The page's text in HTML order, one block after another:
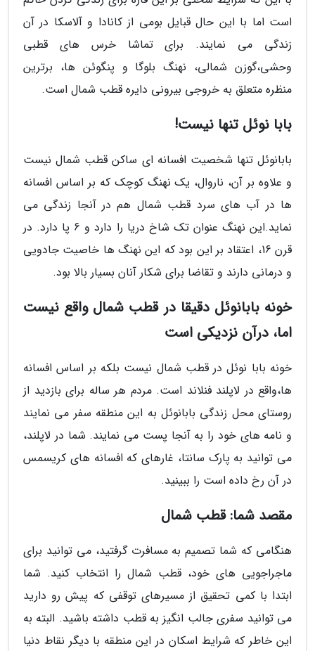
است اما با این حال قبایل بومی از کانادا و آلاسکا در آن
زندگی می نمایند. برای تماشا خرس های قطبی
وحشی،گوزن شمالی، نهنگ بلوگا و پنگوئن ها، برترین
منظره متعلق به خروجی بیرونی دایره قطب شمال است.
بابا نوئل تنها نیست!
بابانوئل تنها شخصیت افسانه ای ساکن قطب شمال نیست
و علاوه بر آن، ناروال، یک نهنگ کوچک که بر اساس افسانه
ها در آب های سرد قطب شمال هم در آنجا زندگی می
نماید.این نهنگ عنوان تک شاخ دریا را دارد و 6 پا دارد. در
قرن 16، اعتقاد بر این بود که این نهنگ ها خاصیت جادویی
و درمانی دارند و تقاضا برای شکار آنان بسیار بالا بود.
خونه بابانوئل دقیقا در قطب شمال واقع نیست
اما، درآن نزدیکی است
خونه بابا نوئل در قطب شمال نیست بلکه بر اساس افسانه
ها،واقع در لاپلند فنلاند است. مردم هر ساله برای بازدید از
روستای محل زندگی بابانوئل به این منطقه سفر می نمایند
و نامه های خود را به آنجا پست می نمایند. شما در لاپلند،
می توانید به پارک سانتا، غارهای که افسانه های کریسمس
در آن رخ داده است را ببینید.
مقصد شما: قطب شمال
هنگامی که شما تصمیم به مسافرت گرفتید، می توانید برای
ماجراجویی های خود، قطب شمال را انتخاب کنید. شما
ابتدا با کمی تحقیق از مسیرهای توقفی که پیش رو دارید
می توانید سفری جالب انگیز به قطب داشته باشید. البته به
این خاطر که شرایط اسکان در این منطقه با دیگر نقاط دنیا